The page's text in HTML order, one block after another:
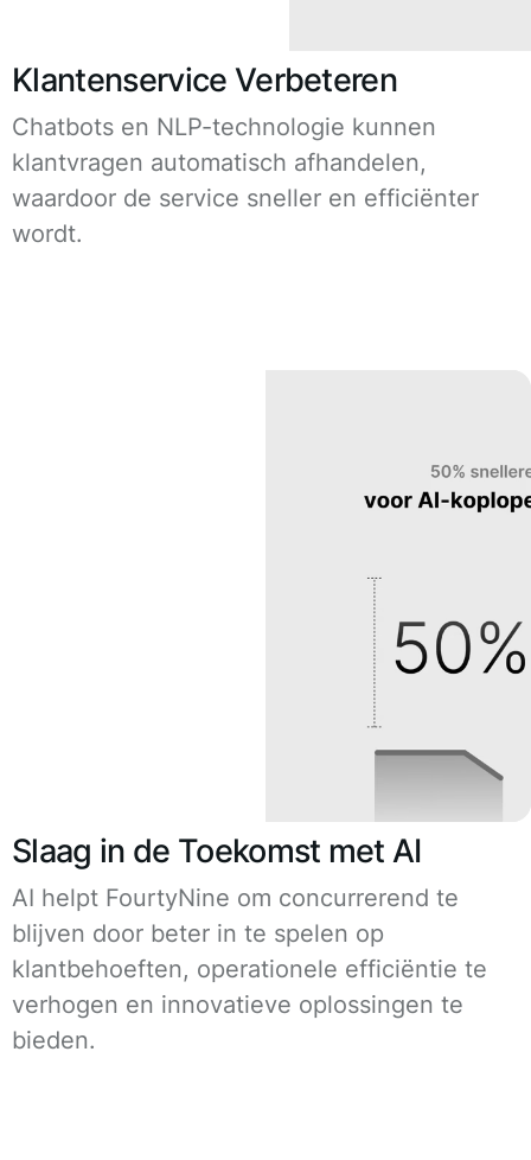
Klantenservice Verbeteren
Chatbots en NLP-technologie kunnen
klantvragen automatisch afhandelen,
waardoor de service sneller en efficiënter
wordt.
Slaag in de Toekomst met AI
AI helpt FourtyNine om concurrerend te
blijven door beter in te spelen op
klantbehoeften, operationele efficiëntie te
verhogen en innovatieve oplossingen te
bieden.